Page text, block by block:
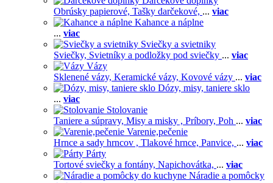
Obrúsky papierové, Tašky darčekové, ... viac
Kahance a náplne
... viac
Sviečky a svietniky
Sviečky, Svietníky a podložky pod sviečky ... viac
Vázy
Sklenené vázy, Keramické vázy, Kovové vázy ... viac
Dózy, misy, taniere sklo
... viac
Stolovanie
Taniere a súpravy, Misy a misky , Príbory, Poh ... viac
Varenie,pečenie
Hrnce a sady hrncov , Tlakové hrnce, Panvice, ... viac
Párty
Tortové sviečky a fontány, Napichovátka, ... viac
Náradie a pomôcky